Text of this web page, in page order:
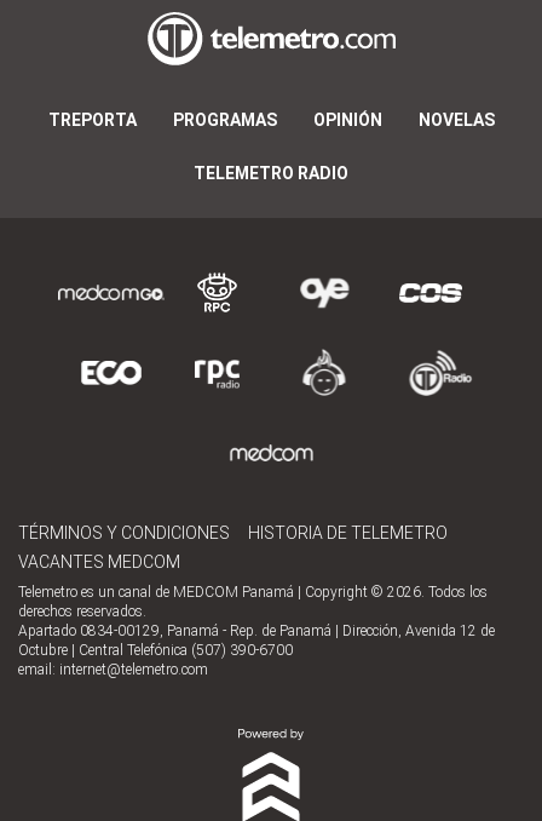
TREPORTA PROGRAMAS OPINIÓN NOVELAS
TELEMETRO RADIO
TÉRMINOS Y CONDICIONES
HISTORIA DE TELEMETRO
VACANTES MEDCOM
Telemetro es un canal de MEDCOM Panamá | Copyright © 2026. Todos los
derechos reservados.
Apartado 0834-00129, Panamá - Rep. de Panamá | Dirección, Avenida 12 de
Octubre | Central Telefónica (507) 390-6700
email: internet@telemetro.com